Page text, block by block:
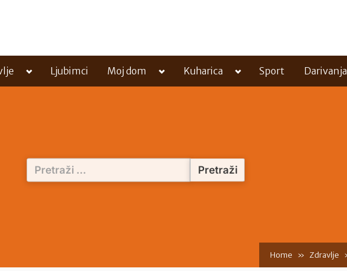
Toggle
menu
Ljubimci Moj dom
Toggle
menu
Kuharica
Toggle
menu
Sport Darivanja
Pretraži:
Home Zdravlje